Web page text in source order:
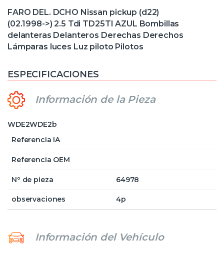
FARO DEL. DCHO Nissan pickup (d22)
(02.1998->) 2.5 Tdi TD25TI AZUL Bombillas
delanteras Delanteros Derechas Derechos
Lámparas luces Luz piloto Pilotos
ESPECIFICACIONES
Información de la Pieza
WDE2WDE2b
Referencia IA
Referencia OEM
Nº de pieza 64978
observaciones 4p
Información del Vehículo